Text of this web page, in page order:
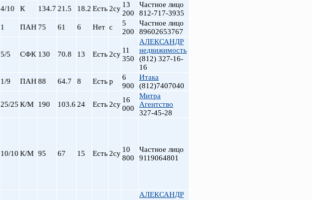
4/10 К 134.7 21.5 18.2 Есть 2су 13
200
Частное лицо
812-717-3935
1 ПАН 75 61 6 Нет с
5
200
Частное лицо
89602653767
5/5 СФК 130 70.8 13 Есть 2су 11
350
АЛЕКСАНДР
недвижимость
(812) 327-16-
16
1/9 ПАН88 64.7 8 Естьр
6
900
Итака
(812)7407040
25/25 К/М 190 103.6 24 Есть 2су
16
000
Митра
Агентство
327-45-28
10/10 К/М 95 67 15 Есть 2су 10
800
Частное лицо
9119064801
АЛЕКСАНДР